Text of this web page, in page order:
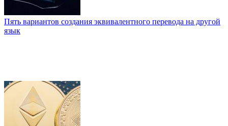
Пять вариантов создания эквивалентного перевода на другой
язык